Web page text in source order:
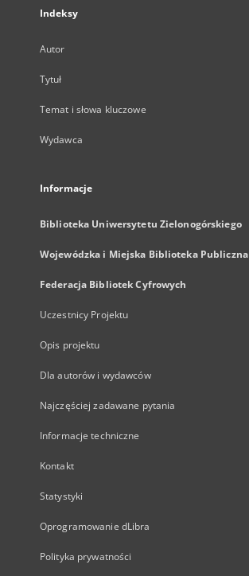
Indeksy
Autor
Tytuł
Temat i słowa kluczowe
Wydawca
Informacje
Biblioteka Uniwersytetu Zielonogórskiego
Wojewódzka i Miejska Biblioteka Publiczna
Federacja Bibliotek Cyfrowych
Uczestnicy Projektu
Opis projektu
Dla autorów i wydawców
Najczęściej zadawane pytania
Informacje techniczne
Kontakt
Statystyki
Oprogramowanie dLibra
Polityka prywatności